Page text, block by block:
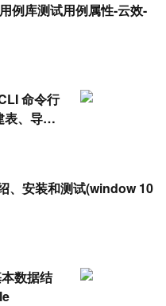
例库测试用例属性-云效-
命令行
表、导入
】
、安装和测试(window 10
数据结